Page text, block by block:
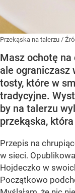
Przekąska na talerzu /
Masz ochotę na
ale ograniczasz
tosty, które w
tradycyjne.
by na talerzu
przekąska,
Przepis na
w sieci.
Hojdeczko w
Początkowo